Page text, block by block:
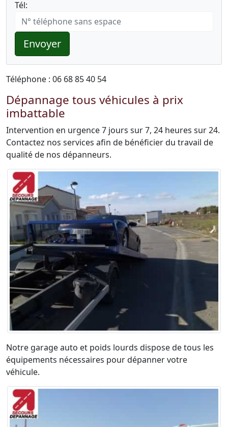
Tél:
Envoyer
Téléphone : 06 68 85 40 54
Dépannage tous véhicules à prix
imbattable
Intervention en urgence 7 jours sur 7, 24 heures sur 24.
Contactez nos services afin de bénéficier du travail de
qualité de nos dépanneurs.
Notre garage auto et poids lourds dispose de tous les
équipements nécessaires pour dépanner votre
véhicule.